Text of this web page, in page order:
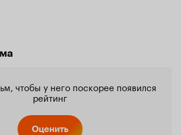
чтобы у него поскорее появился
рейтинг
Оценить